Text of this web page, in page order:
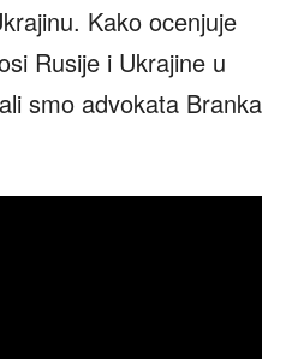
Kako ocenjuje
Rusije i Ukrajine u
smo advokata Branka